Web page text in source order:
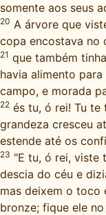
somente aos seus
20 A árvore que
copa encostava no
21 que também
havia alimento
campo, e morada
22 és tu, ó rei! Tu te
grandeza cresceu
estende até os
23 "E tu, ó rei, viste
descia do céu e
mas deixem o toco
bronze; fique ele